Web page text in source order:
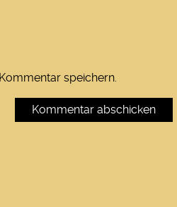
speichern.